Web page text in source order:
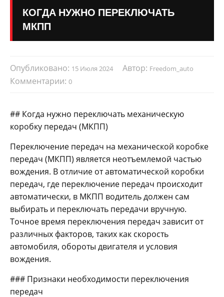
КОГДА НУЖНО ПЕРЕКЛЮЧАТЬ
МКПП
Опубликовано: 15 Июля 2024 Автор: Freedom_auto
Комментарии: 0
## Когда нужно переключать механическую
коробку передач (МКПП)
Переключение передач на механической коробке
передач (МКПП) является неотъемлемой частью
вождения. В отличие от автоматической коробки
передач, где переключение передач происходит
автоматически, в МКПП водитель должен сам
выбирать и переключать передачи вручную.
Точное время переключения передач зависит от
различных факторов, таких как скорость
автомобиля, обороты двигателя и условия
вождения.
### Признаки необходимости переключения
передач